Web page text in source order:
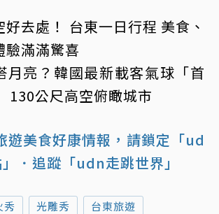
好去處！ 台東一日行程 美食、
驗滿滿驚喜
月亮？韓國最新載客氣球「首
130公尺高空俯瞰城市
遊美食好康情報，請鎖定「ud
．追蹤「udn走跳世界」
秀 光雕秀 台東旅遊